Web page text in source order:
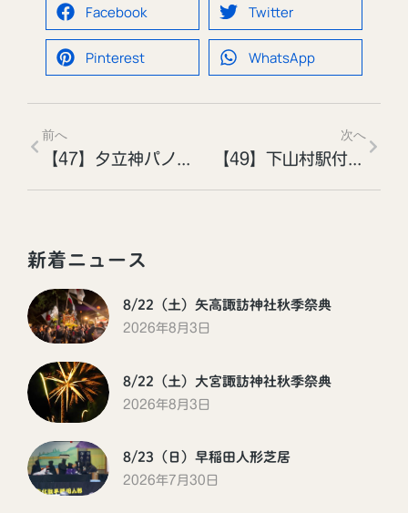
Facebook Twitter
Pinterest WhatsApp
前へ 次へ
新着ニュース
8/22（土）矢高諏訪神社秋季祭典
2026年8月3日
8/22（土）大宮諏訪神社秋季祭典
2026年8月3日
8/23（日）早稲田人形芝居
2026年7月30日